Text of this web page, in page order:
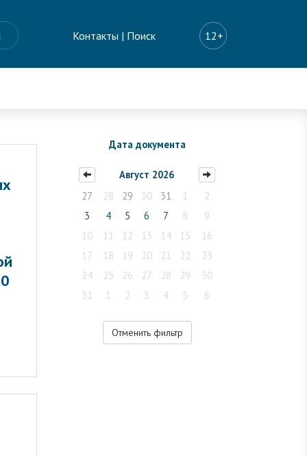
Контакты | Поиск 12+
Дата документа
Август 2026
27
28 29 30 31 1
2
3
4 5 6 7 8
9
10
11 12 13 14 15
16
17
18 19 20 21 22
23
24
25 26 27 28 29
30
31
1 2 3 4 5 6
Отменить фильтр